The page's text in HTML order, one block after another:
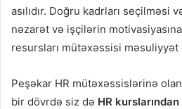
asılıdır. Doğru kadrları seçilməsi
nəzarət və işçilərin
resursları mütəxəssisi məsuliyyət
Peşəkar HR mütəxəssislərinə olan
bir dövrdə siz də HR